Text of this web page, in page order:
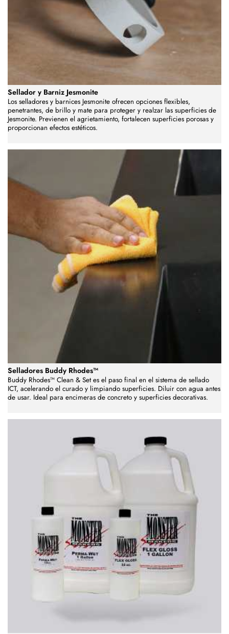
Sellador y Barniz Jesmonite
Los selladores y barnices Jesmonite ofrecen opciones flexibles,
penetrantes, de brillo y mate para proteger y realzar las superficies de
Jesmonite. Previenen el agrietamiento, fortalecen superficies porosas y
proporcionan efectos estéticos.
Selladores Buddy Rhodes™
Buddy Rhodes™ Clean & Set es el paso final en el sistema de sellado
ICT, acelerando el curado y limpiando superficies. Diluir con agua antes
de usar. Ideal para encimeras de concreto y superficies decorativas.